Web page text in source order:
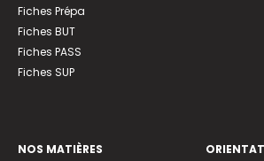
Fiches Prépa
Fiches BUT
Fiches PASS
Fiches SUP
NOS MATIÈRES